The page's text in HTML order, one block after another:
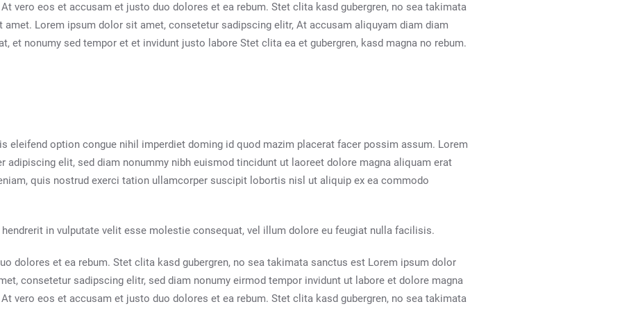
vero eos et accusam et justo duo dolores et ea rebum. Stet clita kasd gubergren, no sea takimata
Lorem ipsum dolor sit amet, consetetur sadipscing elitr, At accusam aliquyam diam diam
et nonumy sed tempor et et invidunt justo labore Stet clita ea et gubergren, kasd magna no rebum.
eleifend option congue nihil imperdiet doming id quod mazim placerat facer possim assum. Lorem
adipiscing elit, sed diam nonummy nibh euismod tincidunt ut laoreet dolore magna aliquam erat
quis nostrud exerci tation ullamcorper suscipit lobortis nisl ut aliquip ex ea commodo
in vulputate velit esse molestie consequat, vel illum dolore eu feugiat nulla facilisis.
dolores et ea rebum. Stet clita kasd gubergren, no sea takimata sanctus est Lorem ipsum dolor
consetetur sadipscing elitr, sed diam nonumy eirmod tempor invidunt ut labore et dolore magna
vero eos et accusam et justo duo dolores et ea rebum. Stet clita kasd gubergren, no sea takimata